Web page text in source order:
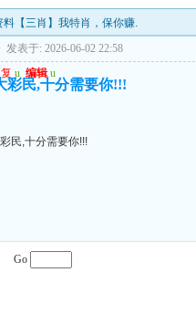
【三肖】我特肖，保你赚.
发表于: 2026-06-02 22:58
u 编辑 u
彩民,十分需要你!!!
民,十分需要你!!!
Go